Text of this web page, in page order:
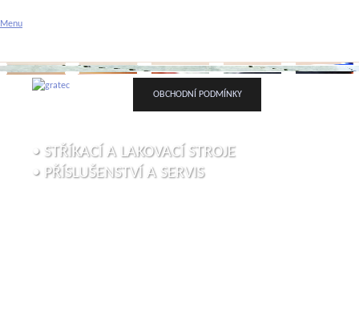
Menu
OBCHODNÍ PODMÍNKY
• STŘÍKACÍ A LAKOVACÍ STROJE
• PŘÍSLUŠENSTVÍ A SERVIS